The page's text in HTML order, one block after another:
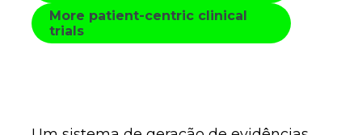
More patient-centric clinical
trials